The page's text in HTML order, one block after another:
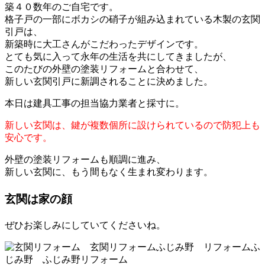
築４０数年のご自宅です。
格子戸の一部にボカシの硝子が組み込まれている木製の玄関
引戸は、
新築時に大工さんがこだわったデザインです。
とても気に入って永年の生活を共にしてきましたが、
このたびの外壁の塗装リフォームと合わせて、
新しい玄関引戸に新調されることに決めました。
本日は建具工事の担当協力業者と採寸に。
新しい玄関は、鍵が複数個所に設けられているので防犯上も
安心です。
外壁の塗装リフォームも順調に進み、
新しい玄関に、もう間もなく生まれ変わります。
玄関は家の顔
ぜひお楽しみにしていてくださいね。